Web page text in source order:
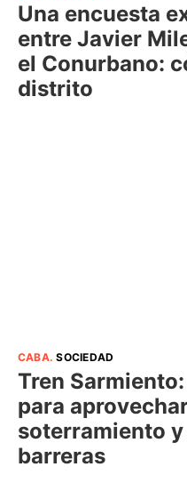
Una encuesta
entre Javier
el Conurbano:
distrito
CABA.SOCIEDAD
Tren
para
soterramiento
barreras